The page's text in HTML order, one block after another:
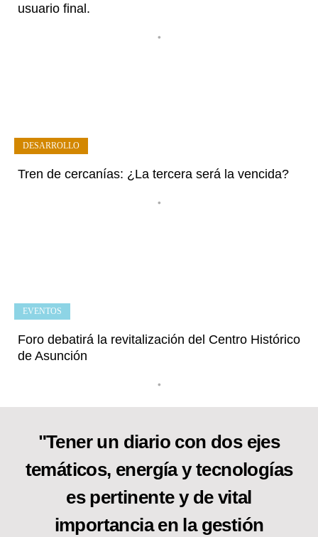
usuario final.
•
Tren de cercanías: ¿La tercera será la vencida?
•
DESARROLLO
Foro debatirá la revitalización del Centro Histórico
de Asunción
•
EVENTOS
"Tener un diario con dos ejes
temáticos, energía y tecnologías
es pertinente y de vital
importancia en la gestión